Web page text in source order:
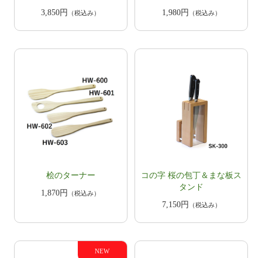
3,850円
（税込み）
1,980円
（税込み）
桧のターナー
1,870円
（税込み）
コの字 桜の包丁＆まな板ス
タンド
7,150円
（税込み）